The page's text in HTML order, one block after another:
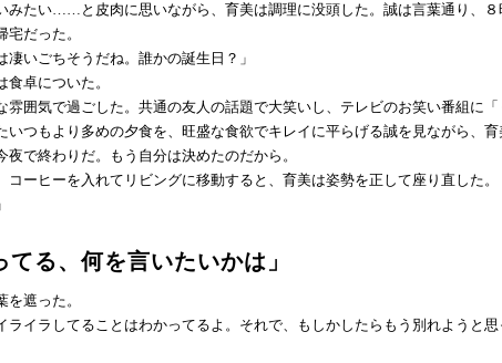
みたい……と皮肉に思いながら、育美は調理に没頭した。誠は言葉通り、
宅だった。
凄いごちそうだね。誰かの誕生日？」
食卓についた。
雰囲気で過ごした。共通の友人の話題で大笑いし、テレビのお笑い番組に
いつもより多めの夕食を、旺盛な食欲でキレイに平らげる誠を見ながら、
夜で終わりだ。もう自分は決めたのだから。
コーヒーを入れてリビングに移動すると、育美は姿勢を正して座り直した。
てる、何を言いたいかは」
を遮った。
ライラしてることはわかってるよ。それで、もしかしたらもう別れようと